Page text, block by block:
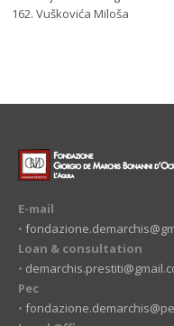
Vuškovića Miloša
E-mail
•
Loan & consultation
•
Pec
•